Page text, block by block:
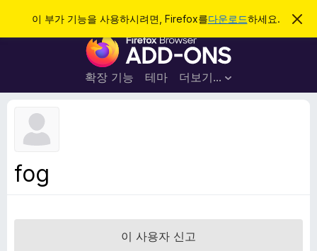
이 부가 기능을 사용하시려면, Firefox를다운로드하세요.
이
림
F
r
e
가
확장 기능 테마 더보기…
로그인
fog
이 사용자 신고